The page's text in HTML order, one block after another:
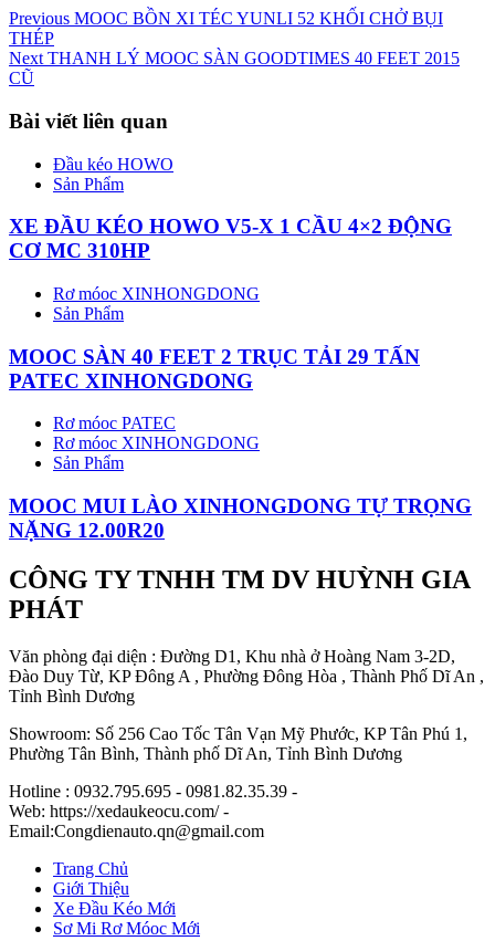
Previous MOOC BỒN XI TÉC YUNLI 52 KHỐI CHỞ BỤI
THÉP
Next THANH LÝ MOOC SÀN GOODTIMES 40 FEET 2015
CŨ
Bài viết liên quan
Đầu kéo HOWO
Sản Phẩm
XE ĐẦU KÉO HOWO V5-X 1 CẦU 4×2 ĐỘNG
CƠ MC 310HP
Rơ móoc XINHONGDONG
Sản Phẩm
MOOC SÀN 40 FEET 2 TRỤC TẢI 29 TẤN
PATEC XINHONGDONG
Rơ móoc PATEC
Rơ móoc XINHONGDONG
Sản Phẩm
MOOC MUI LÀO XINHONGDONG TỰ TRỌNG
NẶNG 12.00R20
CÔNG TY TNHH TM DV HUỲNH GIA
PHÁT
Văn phòng đại diện : Đường D1, Khu nhà ở Hoàng Nam 3-2D,
Đào Duy Từ, KP Đông A , Phường Đông Hòa , Thành Phố Dĩ An ,
Tỉnh Bình Dương
Showroom: Số 256 Cao Tốc Tân Vạn Mỹ Phước, KP Tân Phú 1,
Phường Tân Bình, Thành phố Dĩ An, Tỉnh Bình Dương
Hotline : 0932.795.695 - 0981.82.35.39 -
Web: https://xedaukeocu.com/ -
Email:Congdienauto.qn@gmail.com
Trang Chủ
Giới Thiệu
Xe Đầu Kéo Mới
Sơ Mi Rơ Móoc Mới